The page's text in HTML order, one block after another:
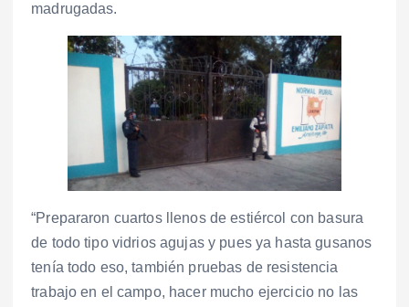
madrugadas.
“Prepararon cuartos llenos de estiércol con basura
de todo tipo vidrios agujas y pues ya hasta gusanos
tenía todo eso, también pruebas de resistencia
trabajo en el campo, hacer mucho ejercicio no las